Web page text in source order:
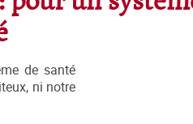
de santé
ni notre